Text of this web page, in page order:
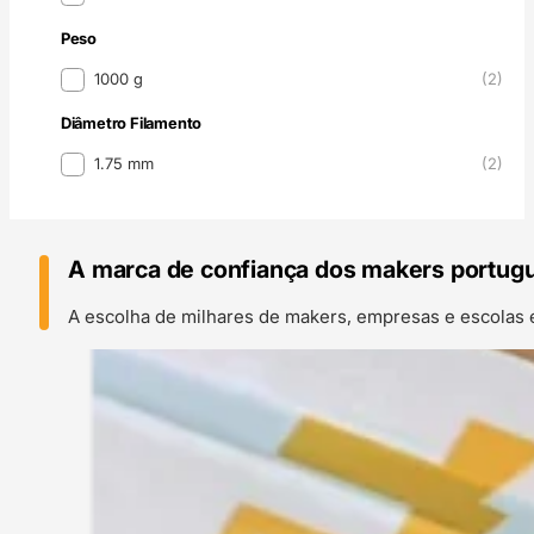
Peso
Peso1000 g (2)
Diâmetro Filamento
Diâmetro Filamento
1.75 mm (2)
A marca de confiança dos makers
A escolha de milhares de makers, empresas e escolas